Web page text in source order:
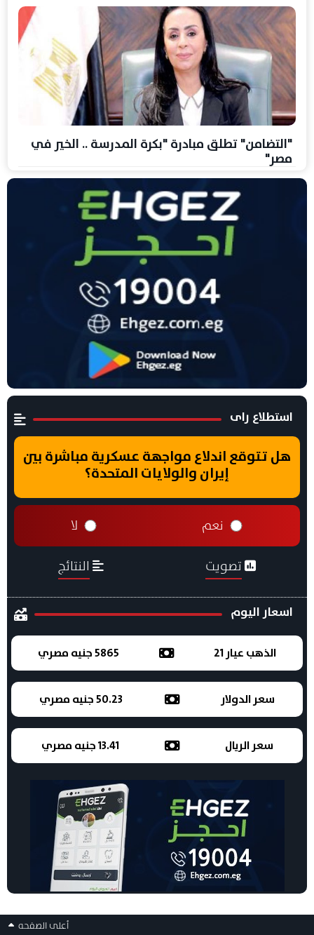
"التضامن" تطلق مبادرة "بكرة المدرسة .. الخير في
مصر"
استطلاع راى
هل تتوقع اندلاع مواجهة عسكرية مباشرة بين
إيران والولايات المتحدة؟
نعم لا
تصويت النتائج
اسعار اليوم
الذهب عيار 21 5865 جنيه مصري
سعر الدولار 50.23 جنيه مصري
سعر الريال 13.41 جنيه مصري
أعلى الصفحه